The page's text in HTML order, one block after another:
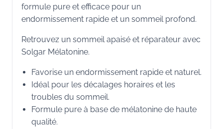
formule pure et efficace pour un
endormissement rapide et un sommeil profond.
Retrouvez un sommeil apaisé et réparateur avec
Solgar Mélatonine.
Favorise un endormissement rapide et naturel.
Idéal pour les décalages horaires et les
troubles du sommeil.
Formule pure à base de mélatonine de haute
qualité.